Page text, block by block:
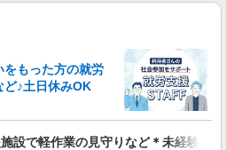
円〜2125円 ＜日払い有/週払い有/交
(ガソリン代含む)＞
詳細を見る
もった方の就労
♪土日休みOK
設で軽作業の見守りなど＊未経験OK